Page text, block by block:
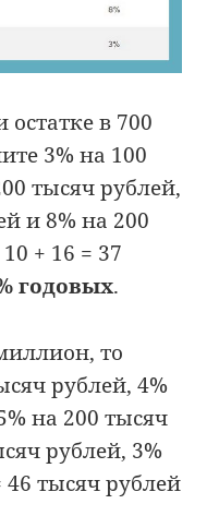
в 700
3% на 100
тысяч рублей,
и 8% на 200
+ 16 = 37
годовых.
то
рублей, 4%
на 200 тысяч
рублей, 3%
тысяч рублей